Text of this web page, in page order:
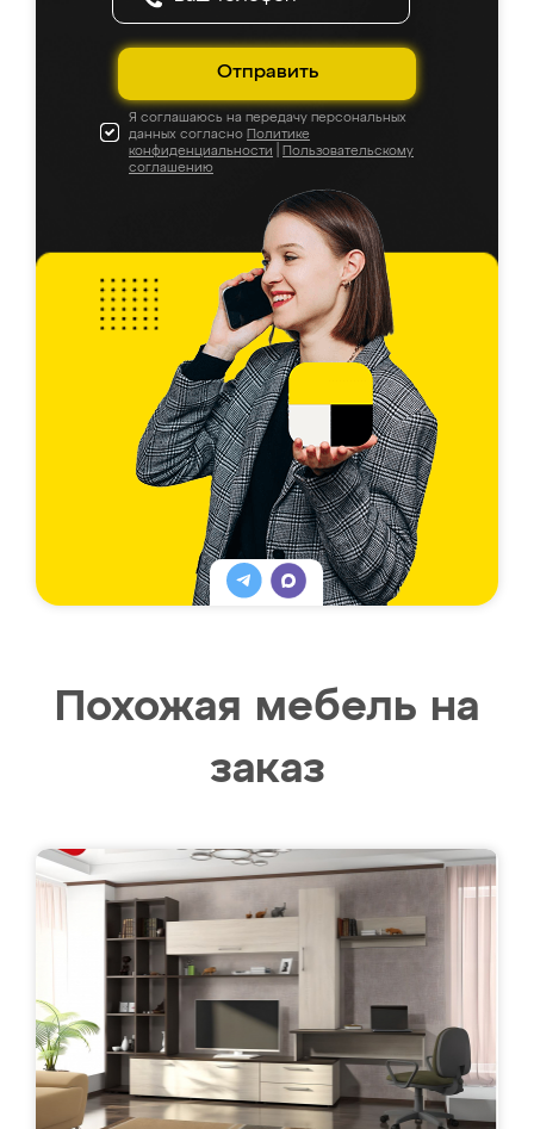
Отправить
Я соглашаюсь на передачу персональных
данных согласно Политике
конфиденциальности
Пользовательскому
соглашению
Похожая мебель на
заказ